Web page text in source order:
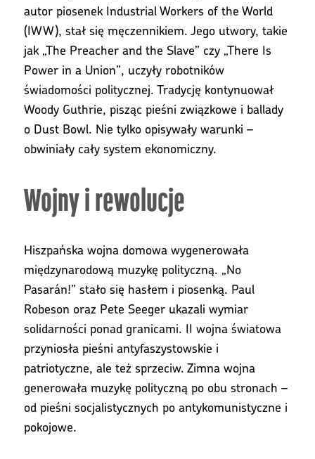
autor piosenek Industrial Workers of the World
(IWW), stał się męczennikiem. Jego utwory, takie
jak „The Preacher and the Slave” czy „There Is
Power in a Union”, uczyły robotników
świadomości politycznej. Tradycję kontynuował
Woody Guthrie, pisząc pieśni związkowe i ballady
o Dust Bowl. Nie tylko opisywały warunki –
obwiniały cały system ekonomiczny.
Wojny i rewolucje
Hiszpańska wojna domowa wygenerowała
międzynarodową muzykę polityczną. „No
Pasarán!” stało się hasłem i piosenką. Paul
Robeson oraz Pete Seeger ukazali wymiar
solidarności ponad granicami. II wojna światowa
przyniosła pieśni antyfaszystowskie i
patriotyczne, ale też sprzeciw. Zimna wojna
generowała muzykę polityczną po obu stronach –
od pieśni socjalistycznych po antykomunistyczne i
pokojowe.